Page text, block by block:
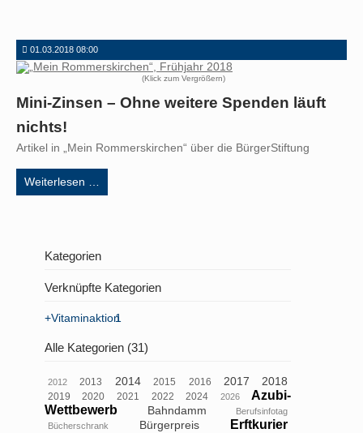
01.03.2018 08:00
(Klick zum Vergrößern)
Mini-Zinsen – Ohne weitere Spenden läuft
nichts!
Artikel in „Mein Rommerskirchen“ über die BürgerStiftung
Weiterlesen …
Zinsen
läuft
Kategorien
Verknüpfte Kategorien
+Vitaminaktion
1
Alle Kategorien (31)
2012 2013 2014 2015 2016 2017 2018
2019 2020 2021 2022 2024 2026
Azubi-
Wettbewerb
Bahndamm
Berufsinfotag
Bücherschrank
Bürgerpreis Erftkurier